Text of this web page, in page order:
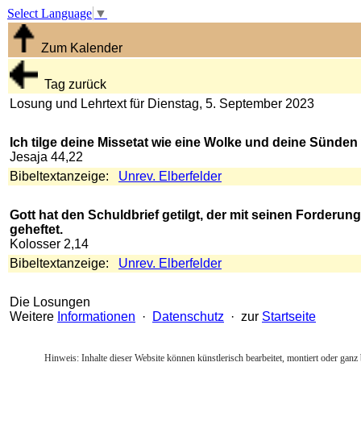
Select Language ▼
Zum Kalender
Tag zurück
Losung und Lehrtext für Dienstag, 5. September 2023
Ich tilge deine Missetat wie eine Wolke und deine
Jesaja 44,22
Bibeltextanzeige: Unrev. Elberfelder
Gott hat den Schuldbrief getilgt, der mit seinen
geheftet.
Kolosser 2,14
Bibeltextanzeige: Unrev. Elberfelder
Die Losungen
Weitere Informationen · Datenschutz · zur Startseite
Hinweis: Inhalte dieser Website können künstlerisch bearbeitet, montiert oder